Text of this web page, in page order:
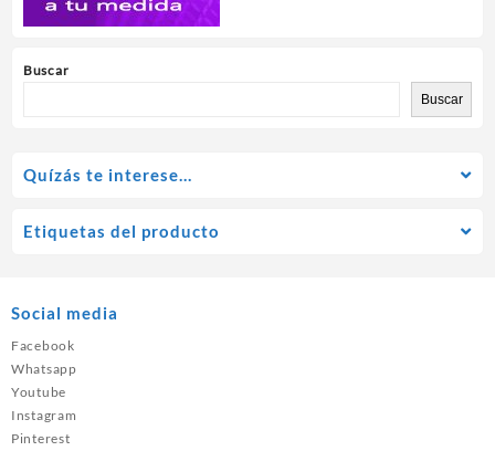
Buscar
Buscar
Quízás te interese…
Etiquetas del producto
Social media
Facebook
Whatsapp
Youtube
Instagram
Pinterest